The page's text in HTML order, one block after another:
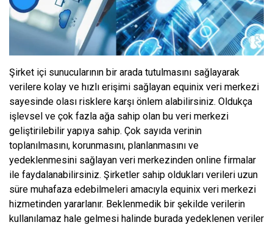
Şirket içi sunucularının bir arada tutulmasını sağlayarak
verilere kolay ve hızlı erişimi sağlayan equinix veri merkezi
sayesinde olası risklere karşı önlem alabilirsiniz. Oldukça
işlevsel ve çok fazla ağa sahip olan bu veri merkezi
geliştirilebilir yapıya sahip. Çok sayıda verinin
toplanılmasını, korunmasını, planlanmasını ve
yedeklenmesini sağlayan veri merkezinden online firmalar
ile faydalanabilirsiniz. Şirketler sahip oldukları verileri uzun
süre muhafaza edebilmeleri amacıyla equinix veri merkezi
hizmetinden yararlanır. Beklenmedik bir şekilde verilerin
kullanılamaz hale gelmesi halinde burada yedeklenen veriler